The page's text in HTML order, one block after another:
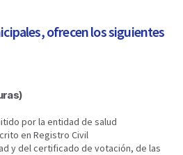
ofrecen los siguientes
por la entidad de salud​
en Registro Civil
y del certificado de votación, de las